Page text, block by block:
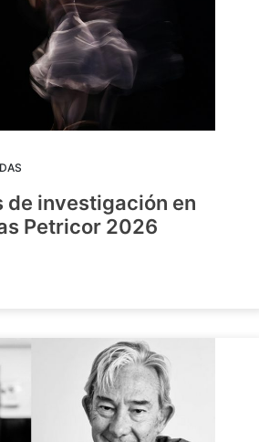
de investigación en
Petricor 2026